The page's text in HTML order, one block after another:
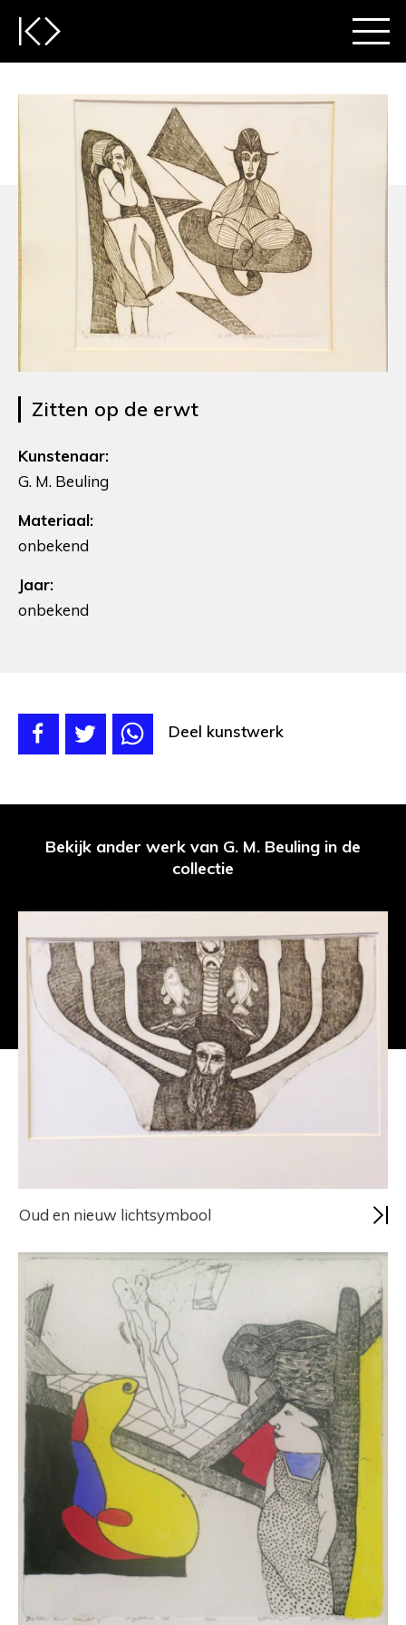
Zitten op de erwt
Kunstenaar:
G. M. Beuling
Materiaal:
onbekend
Jaar:
onbekend
Deel kunstwerk
Bekijk ander werk van G. M. Beuling in de
collectie
Oud en nieuw lichtsymbool